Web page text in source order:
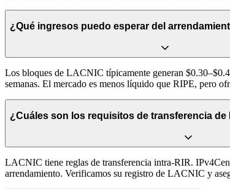
¿Qué ingresos puedo esperar del
Los bloques de LACNIC típicamente generan
semanas. El mercado es menos líquido que RIPE, pero
¿Cuáles son los requisitos de transferencia de
LACNIC tiene reglas de transferencia intra-RIR.
arrendamiento. Verificamos su registro de LACNIC y